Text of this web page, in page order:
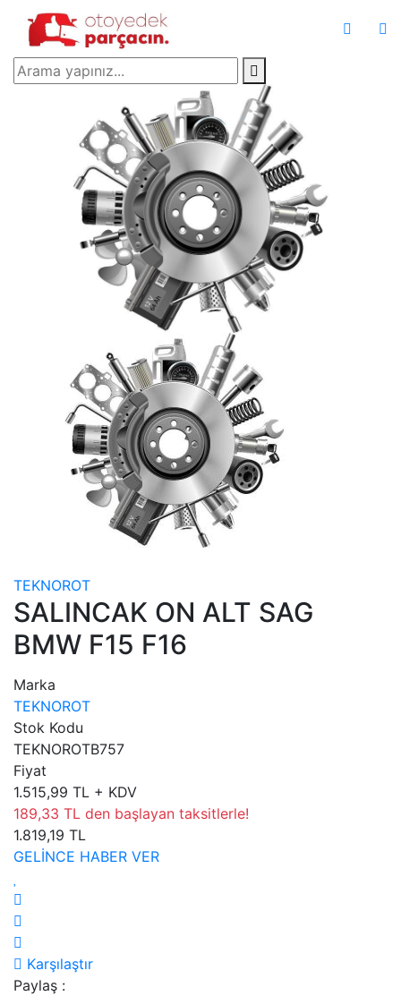
TEKNOROT
SALINCAK ON ALT SAG
BMW F15 F16
Marka
TEKNOROT
Stok Kodu
TEKNOROTB757
Fiyat
1.515,99 TL + KDV
189,33 TL den başlayan taksitlerle!
1.819,19 TL
GELİNCE HABER VER
Karşılaştır
Paylaş :